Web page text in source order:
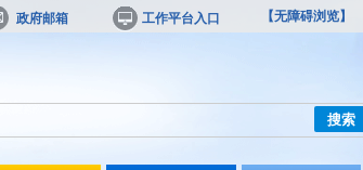
政府邮箱 工作平台入口 【无障碍浏览】
搜索